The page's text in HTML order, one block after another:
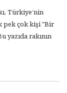
Türkiye’nin
pek çok kişi "Bir
yazıda rakının